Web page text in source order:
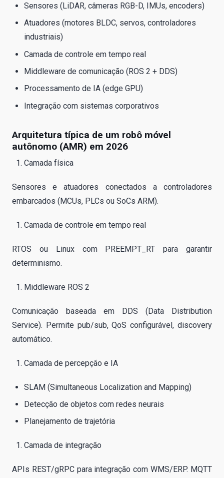
Sensores (LiDAR, câmeras RGB-D, IMUs, encoders)
Atuadores (motores BLDC, servos, controladores
industriais)
Camada de controle em tempo real
Middleware de comunicação (ROS 2 + DDS)
Processamento de IA (edge GPU)
Integração com sistemas corporativos
Arquitetura típica de um robô móvel
autônomo (AMR) em 2026
Camada física
Sensores e atuadores conectados a controladores
embarcados (MCUs, PLCs ou SoCs ARM).
Camada de controle em tempo real
RTOS ou Linux com PREEMPT_RT para garantir
determinismo.
Middleware ROS 2
Comunicação baseada em DDS (Data Distribution
Service). Permite pub/sub, QoS configurável, discovery
automático.
Camada de percepção e IA
SLAM (Simultaneous Localization and Mapping)
Detecção de objetos com redes neurais
Planejamento de trajetória
Camada de integração
APIs REST/gRPC para integração com WMS/ERP. MQTT